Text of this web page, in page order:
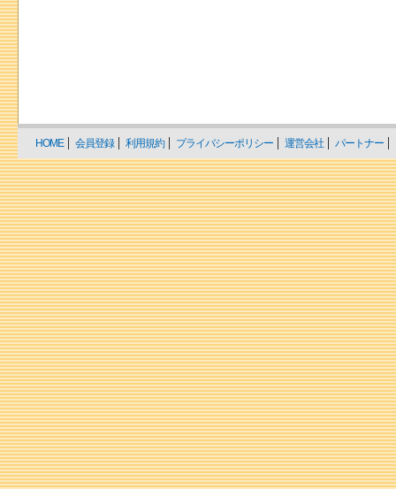
HOME 会員登録 利用規約 プライバシーポリシー 運営会社 パートナー